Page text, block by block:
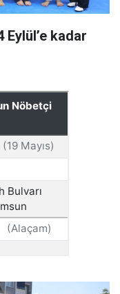
kadar